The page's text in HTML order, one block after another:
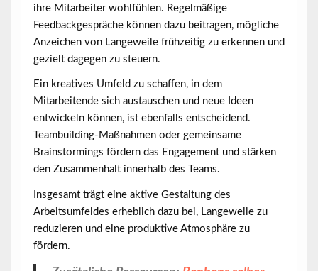
ihre Mitarbeiter wohlfühlen. Regelmäßige
Feedbackgesprächekönnen dazu beitragen, mögliche
Anzeichen von Langeweile frühzeitig zu erkennen und
gezielt dagegen zu steuern.
Ein kreatives Umfeld zu schaffen, in dem
Mitarbeitende sich austauschen und neue Ideen
entwickeln können, ist ebenfalls entscheidend.
Teambuilding-Maßnahmen oder gemeinsame
Brainstormings fördern das Engagement und stärken
den Zusammenhalt innerhalb des Teams.
Insgesamt trägt eine aktive Gestaltung des
Arbeitsumfeldes erheblich dazu bei, Langeweile zu
reduzieren und eine produktive Atmosphäre zu
fördern.